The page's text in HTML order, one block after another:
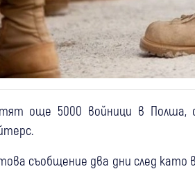
още 5000 войници в Полша,
съобщение два дни след